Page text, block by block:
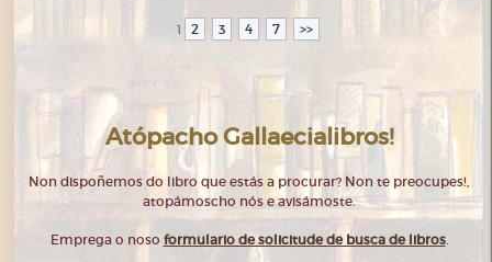
1 2 3 4 7 >>
Atópacho Gallaecialibros!
Non dispoñemos do libro que estás a procurar? Non te preocupes!,
atopámoscho nós e avisámoste.
Emprega o noso formulario de solicitude de busca de libros.